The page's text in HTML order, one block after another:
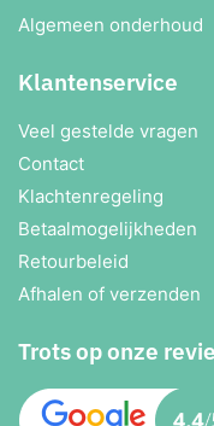
Algemeen onderhoud
Klantenservice
Veel gestelde vragen
Contact
Klachtenregeling
Betaalmogelijkheden
Retourbeleid
Afhalen of verzenden
Trots op onze